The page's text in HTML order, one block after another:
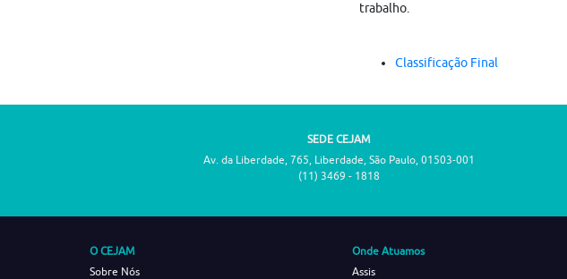
trabalho.
Classificação Final
SEDE CEJAM
Av. da Liberdade, 765, Liberdade, São Paulo, 01503-001
(11) 3469 - 1818
O CEJAM
Sobre Nós
Onde Atuamos
Assis